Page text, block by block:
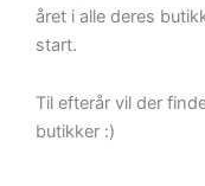
året i alle deres
start.
Til efterår vil der
butikker :)